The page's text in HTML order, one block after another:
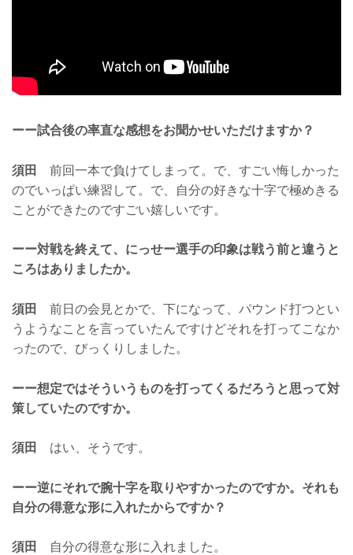
ーー試合後の率直な感想をお聞かせいただけますか？
須田
前回一本で負けてしまって。で、すごい悔しかった
のでいっぱい練習して。で、自分の好きな十字で極めきる
ことができたのですごい嬉しいです。
ーー対戦を終えて、にっせー選手の印象は戦う前と違うと
ころはありましたか。
須田
前日の会見とかで、下になって、パウンド打つとい
うようなことを言っていたんですけどそれを打ってこなか
ったので、びっくりしました。
ーー想定ではそういうものを打ってくるだろうと思って対
策していたのですか。
須田 はい、そうです。
ーー逆にそれで腕十字を取りやすかったのですか。それも
自分の得意な形に入れたからですか？
須田 自分の得意な形に入れました。